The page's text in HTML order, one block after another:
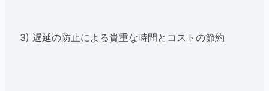
3) 遅延の防止による貴重な時間とコストの節約